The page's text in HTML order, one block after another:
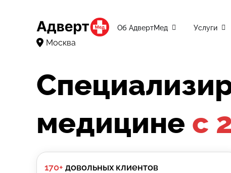
Об АдвертМед Услуги
Москва
медицине с
170+ довольных клиентов